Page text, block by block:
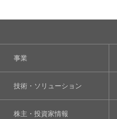
事業
技術・ソリューション
株主・投資家情報